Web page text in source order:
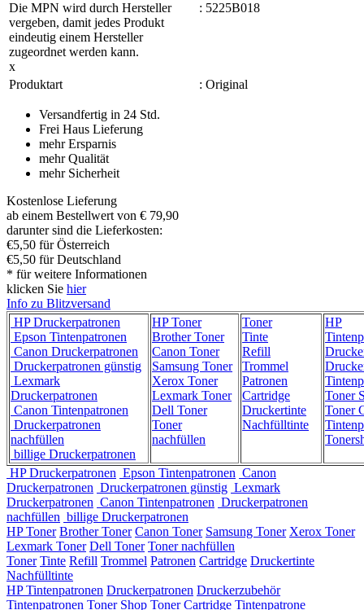
Die MPN wird durch Hersteller
vergeben, damit jedes Produkt
eindeutig einem Hersteller
zugeordnet werden kann.
x
: 5225B018
Produktart : Original
Versandfertig in 24 Std.
Frei Haus Lieferung
mehr Ersparnis
mehr Qualität
mehr Sicherheit
Kostenlose Lieferung
ab einem Bestellwert von € 79,90
darunter sind die Lieferkosten:
€5,50 für Österreich
€5,50 für Deutschland
* für weitere Informationen
klicken Sie hier
Info zu Blitzversand
HP Druckerpatronen
Epson Tintenpatronen
Canon Druckerpatronen
Druckerpatronen günstig
Lexmark
Druckerpatronen
Canon Tintenpatronen
Druckerpatronen
nachfüllen
billige Druckerpatronen
HP Toner
Brother Toner
Canon Toner
Samsung Toner
Xerox Toner
Lexmark Toner
Dell Toner
Toner
nachfüllen
Toner
Tinte
Refill
Trommel
Patronen
Cartridge
Druckertinte
Nachfülltinte
HP
Toner
Toner
HP Druckerpatronen Epson Tintenpatronen Canon
Druckerpatronen Druckerpatronen günstig Lexmark
Druckerpatronen Canon Tintenpatronen Druckerpatronen
nachfüllen billige Druckerpatronen
HP Toner Brother Toner Canon Toner Samsung Toner Xerox Toner
Lexmark Toner Dell Toner Toner nachfüllen
Toner Tinte Refill Trommel Patronen Cartridge Druckertinte
Nachfülltinte
HP Tintenpatronen Druckerpatronen Druckerzubehör
Tintenpatronen Toner Shop Toner Cartridge Tintenpatrone